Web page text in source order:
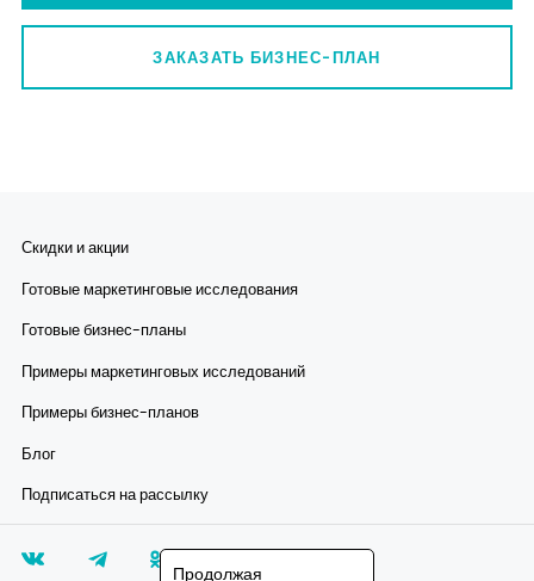
ЗАКАЗАТЬ БИЗНЕС-ПЛАН
Скидки и акции
Готовые маркетинговые исследования
Готовые бизнес-планы
Примеры маркетинговых исследований
Примеры бизнес-планов
Блог
Подписаться на рассылку
Продолжая